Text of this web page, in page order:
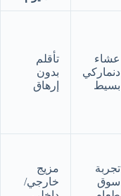
عشاء
دنماركي
بسيط
تأقلم
بدون
إرهاق
تجربة
سوق
مزيج
خارجي/